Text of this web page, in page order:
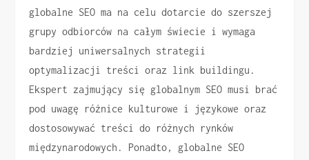
globalne SEO ma na celu dotarcie do szerszej
grupy odbiorców na całym świecie i wymaga
bardziej uniwersalnych strategii
optymalizacji treści oraz link buildingu.
Ekspert zajmujący się globalnym SEO musi brać
pod uwagę różnice kulturowe i językowe oraz
dostosowywać treści do różnych rynków
międzynarodowych. Ponadto, globalne SEO